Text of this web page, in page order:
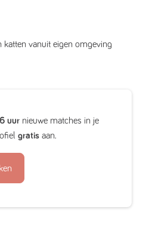
katten vanuit eigen omgeving
6 uur nieuwe matches in je
gratis aan.